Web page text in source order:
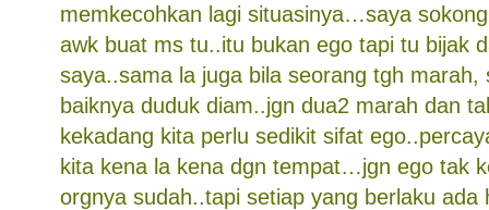
memkecohkan lagi situasinya…saya
awk buat ms tu..itu bukan ego tapi tu bijak
saya..sama la juga bila seorang tgh marah,
baiknya duduk diam..jgn dua2 marah dan
kekadang kita perlu sedikit sifat
kita kena la kena dgn tempat…jgn ego tak
orgnya sudah..tapi setiap yang berlaku